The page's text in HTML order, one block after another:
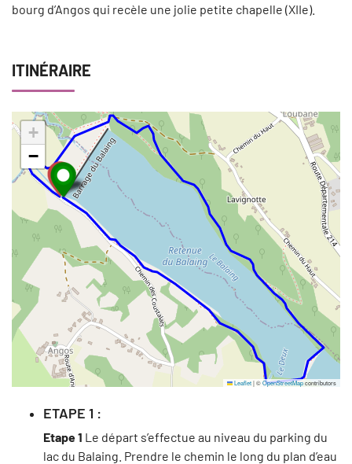
bourg d’Angos qui recèle une jolie petite chapelle (XIIe).
ITINÉRAIRE
+
−
Leaflet|©OpenStreetMapcontributors
ETAPE 1 :
Etape 1 Le départ s’effectue au niveau du parking du
lac du Balaing. Prendre le chemin le long du plan d’eau